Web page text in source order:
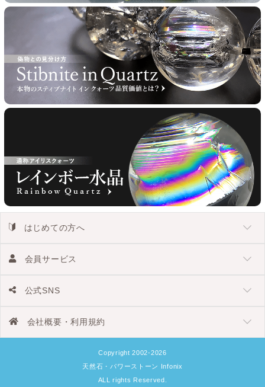
はじめての方へ
会員サービス
公式SNS
会社概要・利用規約
Copyright 2002-2026
天然石・パワーストーン Infonix
ALL rights Reserved.